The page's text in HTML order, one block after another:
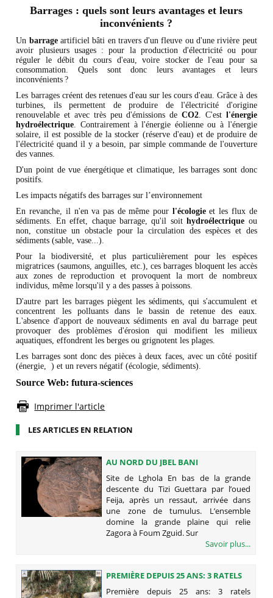
Barrages : quels sont leurs avantages et leurs
inconvénients ?
Un barrageartificiel bâti en travers d'un fleuve ou d'une rivière peut
avoir plusieurs usages : pour la production d'électricité ou pour
réguler le débit du cours d'eau, voire stocker de l'eau pour sa
consommation. Quels sont donc leurs avantages et leurs
inconvénients ?
Les barrages créent des retenues d'eau sur les cours d'eau. Grâce à des
turbines, ils permettent de produire de l'électricité d'origine
renouvelable et avec très peu d'émissions de CO2. C'est l'énergie
hydroélectrique. Contrairement à l'énergie éolienne ou à l'énergie
solaire, il est possible de la stocker (réserve d'eau) et de produire de
l'électricité quand il y a besoin, par simple commande de l'ouverture
des vannes.
D'un point de vue énergétique et climatique, les barrages sont donc
positifs.
Les impacts négatifs des barrages sur l’environnement
En revanche, il n'en va pas de même pour l'écologieet les flux de
sédiments. En effet, chaque barrage, qu'il soithydroélectrique ou
non, constitue un obstacle pour la circulation des espèces et des
sédiments (sable, vase...).
Pour la biodiversité, et plus particulièrement pour les espèces
migratrices (saumons, anguilles, etc.), ces barrages bloquent les accès
aux zones de reproduction et provoquent la mort de nombreux
individus, même lorsqu'il y a des passes à poissons.
D'autre part les barrages piègent les sédiments, qui s'accumulent et
concentrent les polluants dans le bassin de retenue des eaux.
L'absence d'apport de nouveaux sédiments en aval du barrage peut
provoquer des problèmes d'érosion qui modifient les milieux
aquatiques, effondrent les berges ou grignotent les plages.
Les barrages sont donc des pièces à deux faces, avec un côté positif
(énergie, ) et un revers négatif (écologie, sédiments).
Source Web: futura-sciences
Imprimer l'article
LES ARTICLES EN RELATION
AU NORD DU JBEL BANI
(PRÉHISTOIRE ET JBEL BANI)
Site de Lghola En bas de la grande
descente du Tizi Guettara par l’oued
Feija, après un ressaut, arrivée dans
une zone de tumulus. L’ensemble
domine la grande plaine qui relie
Zagora à Foum Zguid. Sur
Savoir plus...
PREMIÈRE DEPUIS 25 ANS: 3 RATELS
OBSERVÉS AU SUD DES PROVINCES
Première depuis 25 ans: 3 ratels